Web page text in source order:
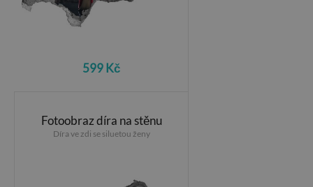
599 Kč
Fotoobraz díra na stěnu
Díra ve zdi se siluetou ženy